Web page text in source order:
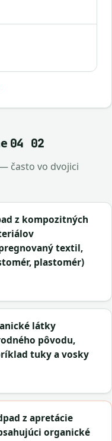
04 02
často vo dvojici
z kompozitných
textil,
plastomér)
látky
pôvodu,
tuky a vosky
z apretácie
organické